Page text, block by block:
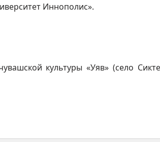
Иннополис».
культуры «Уяв» (село